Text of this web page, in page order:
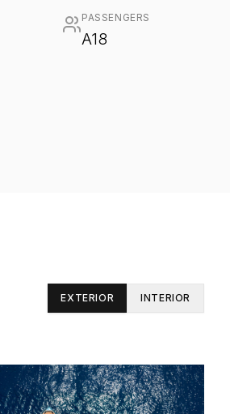
PASSENGERS
A18
EXTERIOR INTERIOR